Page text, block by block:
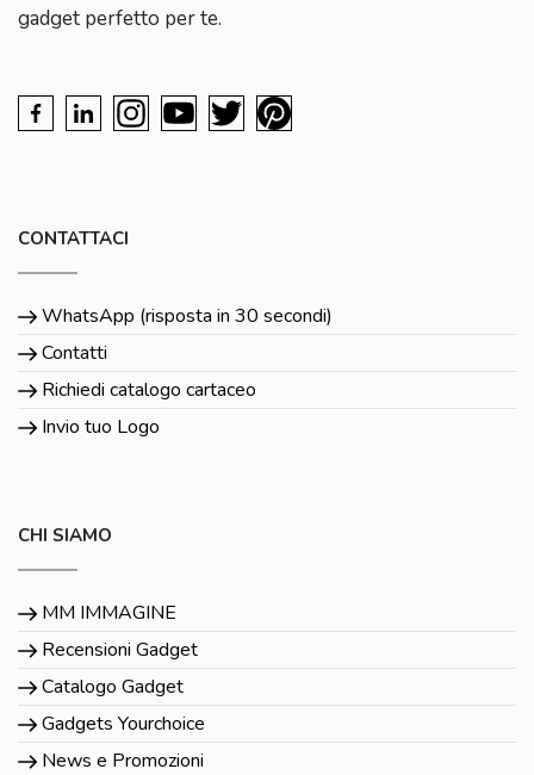
gadget perfetto per te.
CONTATTACI
WhatsApp (risposta in 30 secondi)
Contatti
Richiedi catalogo cartaceo
Invio tuo Logo
CHI SIAMO
MM IMMAGINE
Recensioni Gadget
Catalogo Gadget
Gadgets Yourchoice
News e Promozioni